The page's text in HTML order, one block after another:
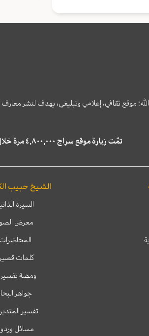
موقع ثقافي، إعلامي وتبليغي، يهدف لنشر
تمّت زيارة موقع سراج ٤,٨٠٠,٠٠٠ مرة خلال الستة أشهر الماضية، كما ظهر في نتائج البحث في محركات البحث٢٢,٢٩٠,٠٠٠ مرّة.
الشيخ حبيب
السيرة
معرض
المحاضرات
كلمات
ومضة
جواهر
تفسير
مسائل